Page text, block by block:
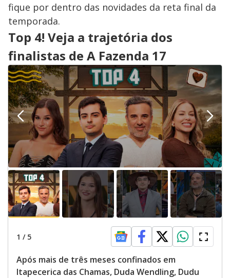
fique por dentro das novidades da reta final da
temporada.
Top 4! Veja a trajetória dos
finalistas de A Fazenda 17
1 / 5
Após mais de três meses confinados em
Itapecerica das Chamas, Duda Wendling, Dudu